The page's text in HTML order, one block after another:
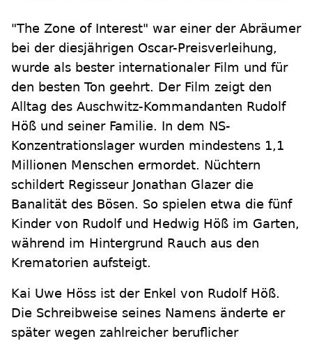
"The Zone of Interest" war einer der Abräumer
bei der diesjährigen Oscar-Preisverleihung,
wurde als bester internationaler Film und für
den besten Ton geehrt. Der Film zeigt den
Alltag des Auschwitz-Kommandanten Rudolf
Höß und seiner Familie. In dem NS-
Konzentrationslager wurden mindestens 1,1
Millionen Menschen ermordet. Nüchtern
schildert Regisseur Jonathan Glazer die
Banalität des Bösen. So spielen etwa die fünf
Kinder von Rudolf und Hedwig Höß im Garten,
während im Hintergrund Rauch aus den
Krematorien aufsteigt.
Kai Uwe Höss ist der Enkel von Rudolf Höß.
Die Schreibweise seines Namens änderte er
später wegen zahlreicher beruflicher